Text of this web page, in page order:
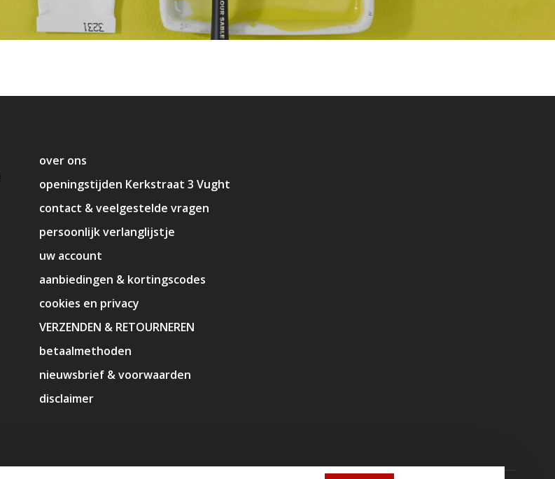
over ons
openingstijden Kerkstraat 3 Vught
contact & veelgestelde vragen
persoonlijk verlanglijstje
uw account
aanbiedingen & kortingscodes
cookies en privacy
VERZENDEN & RETOURNEREN
betaalmethoden
nieuwsbrief & voorwaarden
disclaimer